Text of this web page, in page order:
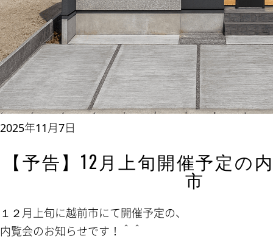
2025年11月7日
【予告】12月上旬開催予定
市
１２月上旬に越前市にて開催予定の、
内覧会のお知らせです！＾＾